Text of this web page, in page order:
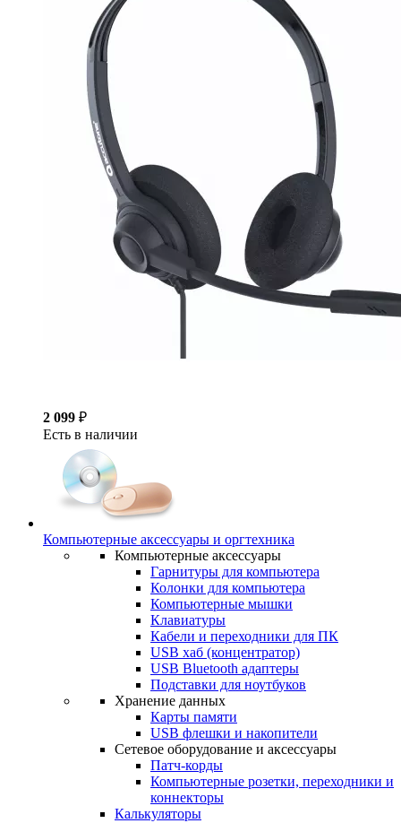
2 099 ₽
Есть в наличии
Компьютерные аксессуары и оргтехника
Компьютерные аксессуары
Гарнитуры для компьютера
Колонки для компьютера
Компьютерные мышки
Клавиатуры
Кабели и переходники для ПК
USB хаб (концентратор)
USB Bluetooth адаптеры
Подставки для ноутбуков
Хранение данных
Карты памяти
USB флешки и накопители
Сетевое оборудование и аксессуары
Патч-корды
Компьютерные розетки, переходники и
коннекторы
Калькуляторы